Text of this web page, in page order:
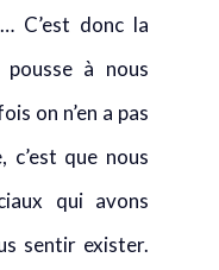
C’est donc la
à nous
on n’en a pas
c’est que nous
qui avons
sentir exister.